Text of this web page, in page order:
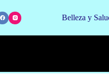
Belleza y